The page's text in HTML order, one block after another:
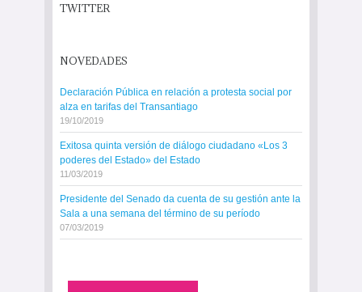
TWITTER
NOVEDADES
Declaración Pública en relación a protesta social por
alza en tarifas del Transantiago
19/10/2019
Exitosa quinta versión de diálogo ciudadano «Los 3
poderes del Estado» del Estado
11/03/2019
Presidente del Senado da cuenta de su gestión ante la
Sala a una semana del término de su período
07/03/2019